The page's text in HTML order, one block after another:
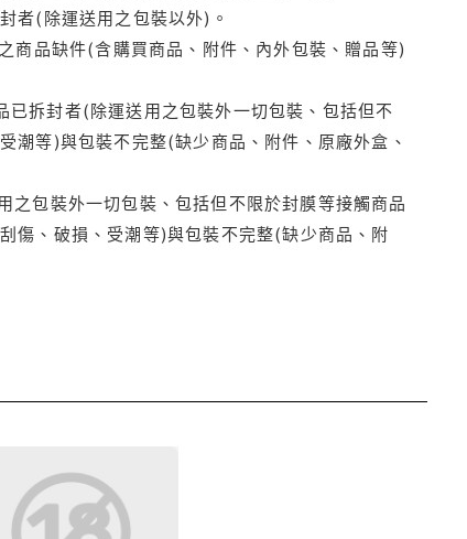
者(除運送用之包裝以外)。
品缺件(含購買商品、附件、內外包裝、贈品等)
拆封者(除運送用之包裝外一切包裝、包括但不
潮等)與包裝不完整(缺少商品、附件、原廠外盒、
包裝外一切包裝、包括但不限於封膜等接觸商品
傷、破損、受潮等)與包裝不完整(缺少商品、附